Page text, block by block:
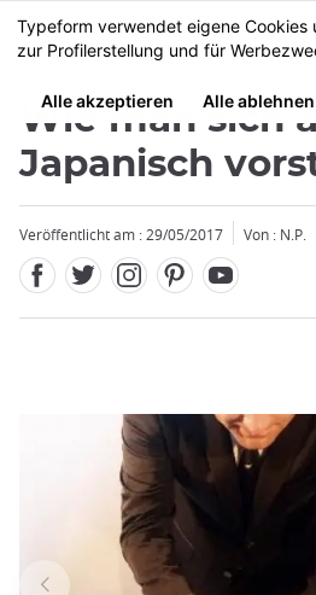
Größe
MENU
Wie man sich
Japanisch
Veröffentlicht am : 29/05/2017 Von : N.P.
Schließen